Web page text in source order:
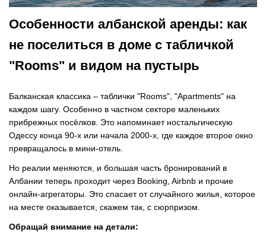
Особенности албанской аренды: как
не поселиться в доме с табличкой
"Rooms" и видом на пустырь
Балканская классика – таблички "Rooms", "Apartments" на
каждом шагу. Особенно в частном секторе маленьких
прибрежных посёлков. Это напоминает ностальгическую
Одессу конца 90-х или начала 2000-х, где каждое второе окно
превращалось в мини-отель.
Но реалии меняются, и большая часть бронирований в
Албании теперь проходит через Booking, Airbnb и прочие
онлайн-агрегаторы. Это спасает от случайного жилья, которое
на месте оказывается, скажем так, с сюрпризом.
Обращай внимание на детали: